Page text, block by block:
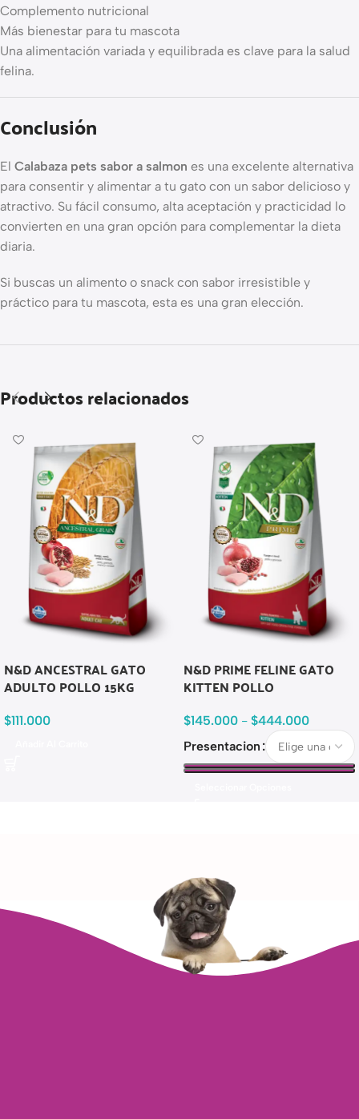
Complemento nutricional
Más bienestar para tu mascota
Una alimentación variada y equilibrada es clave para la salud
felina.
Conclusión
El Calabaza pets sabor a salmon es una excelente alternativa
para consentir y alimentar a tu gato con un sabor delicioso y
atractivo. Su fácil consumo, alta aceptación y practicidad lo
convierten en una gran opción para complementar la dieta
diaria.
Si buscas un alimento o snack con sabor irresistible y
práctico para tu mascota, esta es una gran elección.
Productos relacionados
N&D ANCESTRAL GATO
ADULTO POLLO 15KG
$111.000
N&D PRIME FELINE GATO
KITTEN POLLO
$145.000 - $444.000
Presentacion